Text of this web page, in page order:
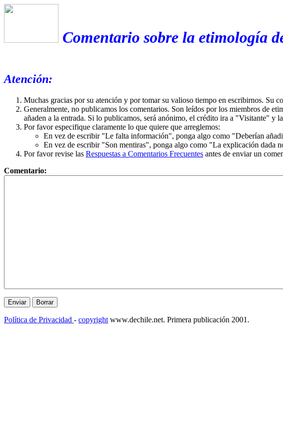
Comentario sobre la etimología
Atención:
Muchas gracias por su atención y por tomar su valioso tiempo en escribirnos. Su
Generalmente, no publicamos los comentarios. Son leídos por los miembros de
añaden a la entrada. Si lo publicamos, será anónimo, el crédito ira a "Visitante" y
Por favor especifique claramente lo que quiere que arreglemos:
En vez de escribir "Le falta información", ponga algo como "Deberían
En vez de escribir "Son mentiras", ponga algo como "La explicación dada
Por favor revise las Respuestas a Comentarios Frecuentes antes de enviar un
Comentario:
Política de Privacidad - copyright www.dechile.net. Primera publicación 2001.